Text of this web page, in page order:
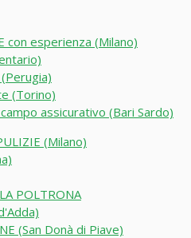
con esperienza (Milano)
(Perugia)
(Torino)
assicurativo (Bari Sardo)
(Milano)
POLTRONA
(San Donà di Piave)